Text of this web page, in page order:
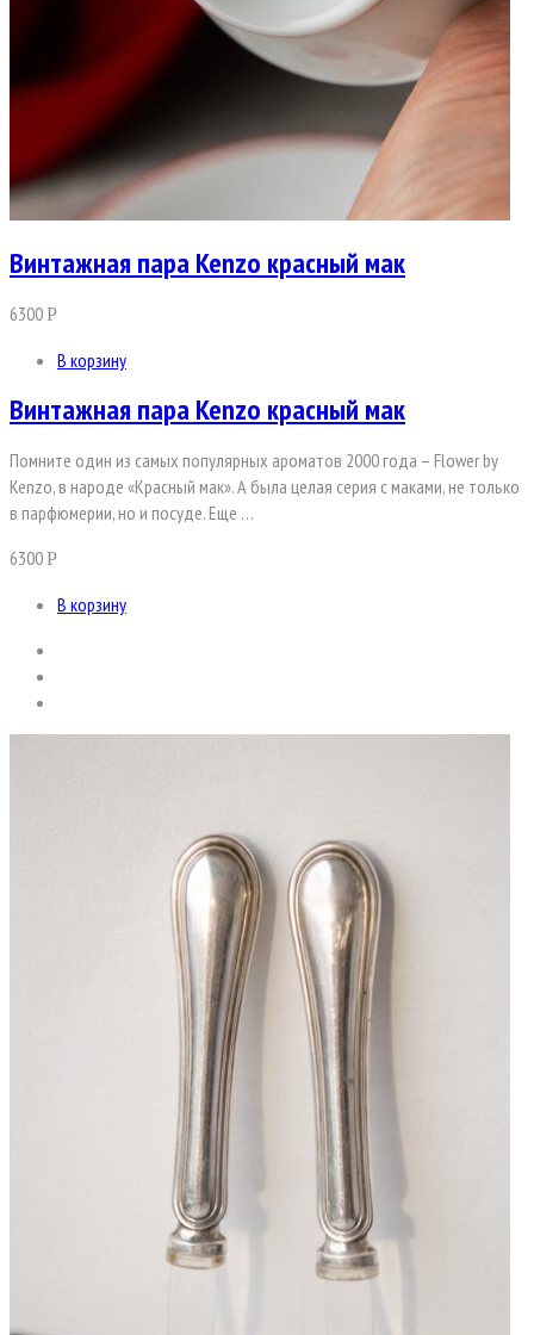
Винтажная пара Kenzo красный мак
6300Р
В корзину
Винтажная пара Kenzo красный мак
Помните один из самых популярных ароматов 2000 года – Flower by
Kenzo, в народе «Красный мак». А была целая серия с маками, не только
в парфюмерии, но и посуде. Еще …
6300Р
В корзину